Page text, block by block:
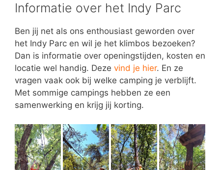
Informatie over het Indy Parc
Ben jij net als ons enthousiast geworden over
het Indy Parc en wil je het klimbos bezoeken?
Dan is informatie over openingstijden, kosten en
locatie wel handig. Deze vind je hier. En ze
vragen vaak ook bij welke camping je verblijft.
Met sommige campings hebben ze een
samenwerking en krijg jij korting.